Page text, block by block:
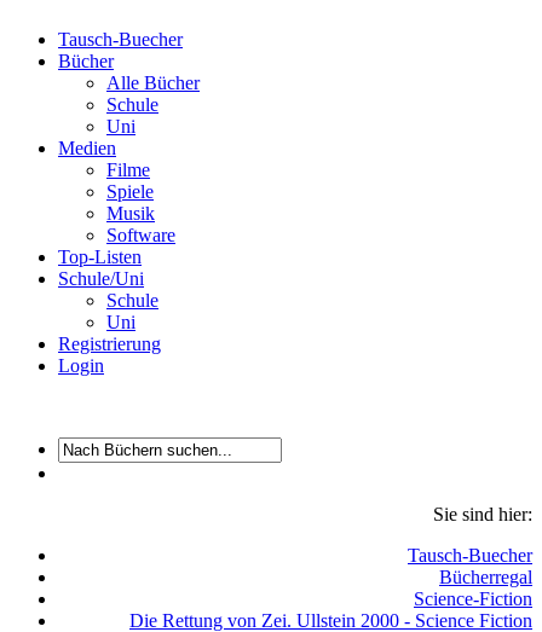
Tausch-Buecher
Bücher
Alle Bücher
Schule
Uni
Medien
Filme
Spiele
Musik
Software
Top-Listen
Schule/Uni
Schule
Uni
Registrierung
Login
Sie sind hier:
Tausch-Buecher
Bücherregal
Science-Fiction
Die Rettung von Zei. Ullstein 2000 - Science Fiction